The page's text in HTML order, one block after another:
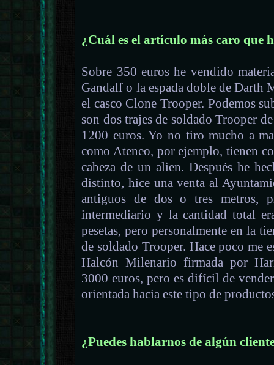
¿Cuál es el artículo más caro que
Sobre 350 euros he vendido
Gandalf o la espada doble de Darth
el casco Clone Trooper. Podemos
son dos trajes de soldado Trooper
1200 euros. Yo no tiro mucho a
como Ateneo, por ejemplo, tienen
cabeza de un alien. Después he
distinto, hice una venta al
antiguos de dos o tres metros,
intermediario y la cantidad total
pesetas, pero personalmente en la
de soldado Trooper. Hace poco me
Halcón Milenario firmada por
3000 euros, pero es difícil de
orientada hacia este tipo de
¿Puedes hablarnos de algún